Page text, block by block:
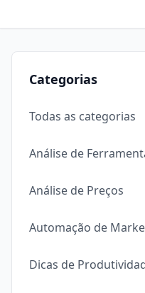
Categorias
Todas as categorias
Análise de
Análise de Preços
Automação de
Dicas de